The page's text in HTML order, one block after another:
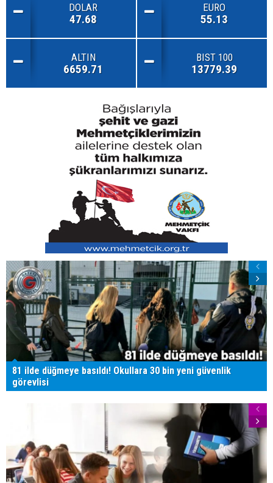
DOLAR
47.68
EURO
55.13
ALTIN
6659.71
BIST 100
13779.39
81 ilde düğmeye basıldı! Okullara 30 bin yeni güvenlik
görevlisi